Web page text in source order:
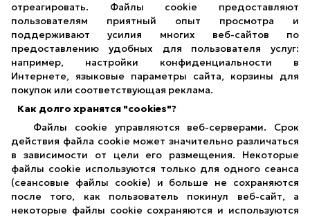
отреагировать. Файлы cookie предоставляют
пользователям приятный опыт просмотра и
поддерживают усилия многих веб-сайтов по
предоставлению удобных для пользователя услуг:
например, настройки конфиденциальности в
Интернете, языковые параметры сайта, корзины для
покупок или соответствующая реклама.
Как долго хранятся "cookies"?
Файлы cookie управляются веб-серверами. Срок
действия файла cookie может значительно различаться
в зависимости от цели его размещения. Некоторые
файлы cookie используются только для одного сеанса
(сеансовые файлы cookie) и больше не сохраняются
после того, как пользователь покинул веб-сайт, а
некоторые файлы cookie сохраняются и используются